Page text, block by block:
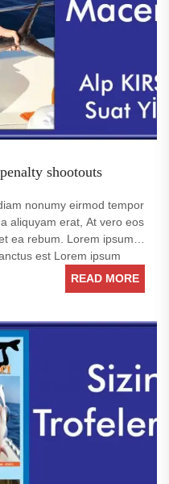
shootouts
nonumy eirmod tempor
erat, At vero eos
Lorem ipsum
sanctus est Lorem ipsum dolor sit amet. sed diam voluptua.
READ MORE